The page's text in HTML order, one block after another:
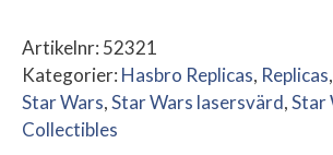
Series
Replica
Force
FX
Artikelnr: 52321
Kategorier: Hasbro Replicas, Replicas,
Star Wars,Star Wars lasersvärd,Star
Collectibles